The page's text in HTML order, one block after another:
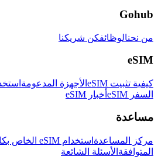
Gohub
من نحنالوظائفكن شريكنا
eSIM
كيفية تثبيت eSIM الأجهزة المدعومة
السفر eSIM
أخبار eSIM
مساعدة
مركز المساعدة استخدام eSIM الخاص بك
المتوافقة الأسئلة الشائعة